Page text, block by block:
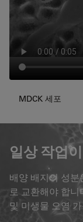
MDCK 세포
일상 작업
배양 배지의 성
로 교환해야 합
및 미생물 오염